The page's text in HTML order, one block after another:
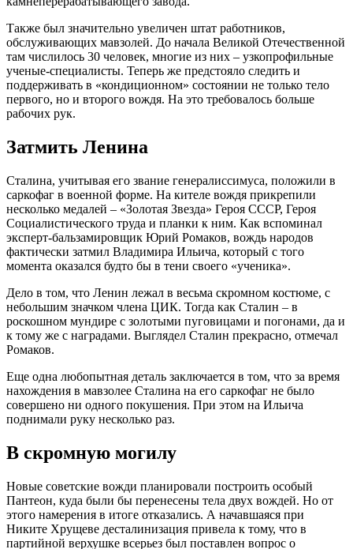
Также был значительно увеличен штат работников,
обслуживающих мавзолей. До начала Великой Отечественной
там числилось 30 человек, многие из них – узкопрофильные
ученые-специалисты. Теперь же предстояло следить и
поддерживать в «кондиционном» состоянии не только тело
первого, но и второго вождя. На это требовалось больше
рабочих рук.
Затмить Ленина
Сталина, учитывая его звание генералиссимуса, положили в
саркофаг в военной форме. На кителе вождя прикрепили
несколько медалей – «Золотая Звезда» Героя СССР, Героя
Социалистического труда и планки к ним. Как вспоминал
эксперт-бальзамировщик Юрий Ромаков, вождь народов
фактически затмил Владимира Ильича, который с того
момента оказался будто бы в тени своего «ученика».
Дело в том, что Ленин лежал в весьма скромном костюме, с
небольшим значком члена ЦИК. Тогда как Сталин – в
роскошном мундире с золотыми пуговицами и погонами, да и
к тому же с наградами. Выглядел Сталин прекрасно, отмечал
Ромаков.
Еще одна любопытная деталь заключается в том, что за время
нахождения в мавзолее Сталина на его саркофаг не было
совершено ни одного покушения. При этом на Ильича
поднимали руку несколько раз.
В скромную могилу
Новые советские вожди планировали построить особый
Пантеон, куда были бы перенесены тела двух вождей. Но от
этого намерения в итоге отказались. А начавшаяся при
Никите Хрущеве десталинизация привела к тому, что в
партийной верхушке всерьез был поставлен вопрос о